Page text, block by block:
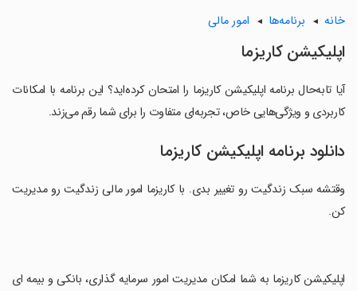
خانه برنامه‌ها امور مالی
اپلیکیشن کاریزما
آیا تابه‌حال برنامه اپلیکیشن کاریزما را امتحان کرده‌اید؟ این برنامه با امکانات
کاربردی و ویژگی‌هایی خاص، تجربه‌ای متفاوت را برای شما رقم می‌زند.
دانلود برنامه اپلیکیشن کاریزما
وقتشه سبک زندگیت رو تغییر بدی. با کاریزما امور مالی زندگیت رو مدیریت
کن.
‏اپلیکیشن کاریزما به شما امکان مدیریت امور سرمایه گذاری، بانکی و بیمه ای